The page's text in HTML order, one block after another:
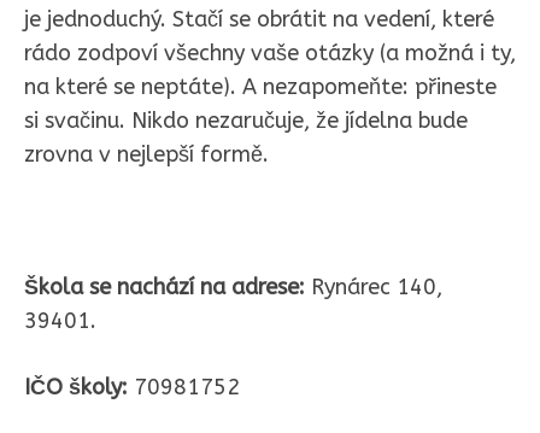
je jednoduchý. Stačí se obrátit na vedení, které
rádo zodpoví všechny vaše otázky (a možná i ty,
na které se neptáte). A nezapomeňte: přineste
si svačinu. Nikdo nezaručuje, že jídelna bude
zrovna v nejlepší formě.
Škola se nachází na adrese: Rynárec 140,
39401.
IČO školy: 70981752